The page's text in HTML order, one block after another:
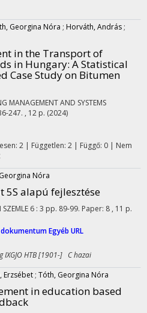
Georgina Nóra ; Horváth, András ;
in the Transport of
in Hungary: A Statistical
Case Study on Bitumen
MANAGEMENT AND SYSTEMS
247. , 12 p. (2024)
2| Független: 2 | Függő: 0 | Nem
Nóra
5S alapú fejlesztése
6 : 3 pp. 89-99. Paper: 8 , 11 p.
Egyéb URL
HTB [1901-] C hazai
Erzsébet ; Tóth, Georgina Nóra
in education based